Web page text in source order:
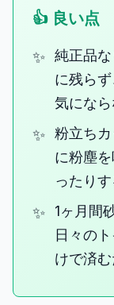
👍 良い点
純正品
に残ら
気にな
粉立ち
に粉塵
ったり
1ヶ月間
日々の
けで済